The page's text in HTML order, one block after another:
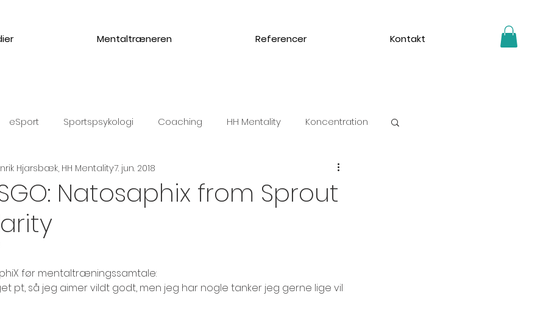
Mentaltræneren Referencer Kontakt
eSport Sportspsykologi Coaching HH Mentality Koncentration
fodbold MEST LÆSTE
Natosaphix from Sprout
Hjarsbæk, HH Mentality7. jun. 2018
før mentaltræningssamtale:
pt, så jeg aimer vildt godt, men jeg har nogle tanker jeg gerne lige vil